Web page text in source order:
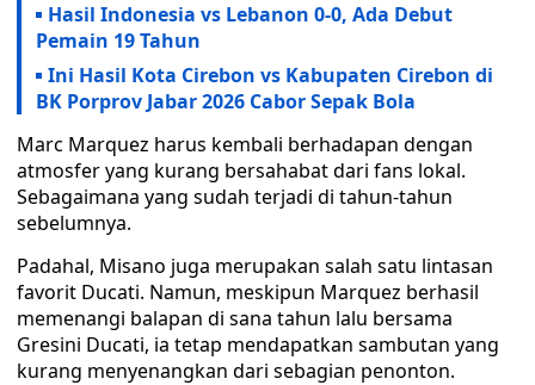
Hasil Indonesia vs Lebanon 0-0, Ada Debut
Pemain 19 Tahun
Ini Hasil Kota Cirebon vs Kabupaten Cirebon di
BK Porprov Jabar 2026 Cabor Sepak Bola
Marc Marquez harus kembali berhadapan dengan
atmosfer yang kurang bersahabat dari fans lokal.
Sebagaimana yang sudah terjadi di tahun-tahun
sebelumnya.
Padahal, Misano juga merupakan salah satu lintasan
favorit Ducati. Namun, meskipun Marquez berhasil
memenangi balapan di sana tahun lalu bersama
Gresini Ducati, ia tetap mendapatkan sambutan yang
kurang menyenangkan dari sebagian penonton.